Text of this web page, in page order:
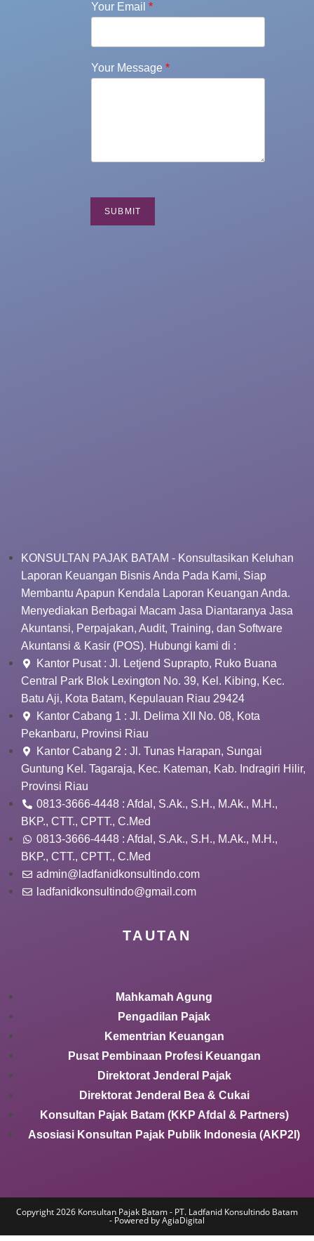
Your Email *
Your Message *
SUBMIT
KONSULTAN PAJAK BATAM - Konsultasikan Keluhan
Laporan Keuangan Bisnis Anda Pada Kami, Siap
Membantu Apapun Kendala Laporan Keuangan Anda.
Menyediakan Berbagai Macam Jasa Diantaranya Jasa
Akuntansi, Perpajakan, Audit, Training, dan Software
Akuntansi & Kasir (POS). Hubungi kami di :
Kantor Pusat : Jl. Letjend Suprapto, Ruko Buana
Central Park Blok Lexington No. 39, Kel. Kibing, Kec.
Batu Aji, Kota Batam, Kepulauan Riau 29424
Kantor Cabang 1 : Jl. Delima XII No. 08, Kota
Pekanbaru, Provinsi Riau
Kantor Cabang 2 : Jl. Tunas Harapan, Sungai
Guntung Kel. Tagaraja, Kec. Kateman, Kab. Indragiri Hilir,
Provinsi Riau
0813-3666-4448 : Afdal, S.Ak., S.H., M.Ak., M.H.,
BKP., CTT., CPTT., C.Med
0813-3666-4448 : Afdal, S.Ak., S.H., M.Ak., M.H.,
BKP., CTT., CPTT., C.Med
admin@ladfanidkonsultindo.com
ladfanidkonsultindo@gmail.com
TAUTAN
Mahkamah Agung
Pengadilan Pajak
Kementrian Keuangan
Pusat Pembinaan Profesi Keuangan
Direktorat Jenderal Pajak
Direktorat Jenderal Bea & Cukai
Konsultan Pajak Batam (KKP Afdal & Partners)
Asosiasi Konsultan Pajak Publik Indonesia (AKP2I)
Copyright 2026 Konsultan Pajak Batam - PT. Ladfanid Konsultindo Batam
- Powered by AgiaDigital